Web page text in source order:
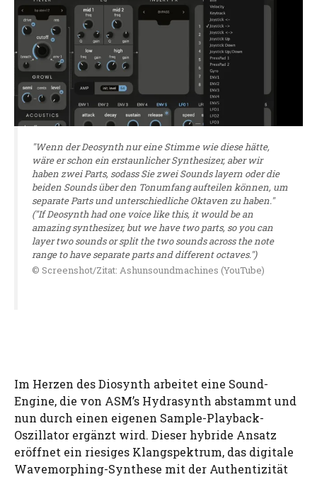
"Wenn der Deosynth nur eine Stimme wie diese hätte,
wäre er schon ein erstaunlicher Synthesizer, aber wir
haben zwei Parts, sodass Sie zwei Sounds layern oder die
beiden Sounds über den Tonumfang aufteilen können, um
separate Parts und unterschiedliche Oktaven zu haben."
("If Deosynth had one voice like this, it would be an
amazing synthesizer, but we have two parts, so you can
layer two sounds or split the two sounds across the note
range to have separate parts and different octaves.")
© Screenshot/Zitat: Ashunsoundmachines (YouTube)
Im Herzen des Diosynth arbeitet eine Sound-
Engine, die von ASM’s Hydrasynth abstammt und
nun durch einen eigenen Sample-Playback-
Oszillator ergänzt wird. Dieser hybride Ansatz
eröffnet ein riesiges Klangspektrum, das digitale
Wavemorphing-Synthese mit der Authentizität